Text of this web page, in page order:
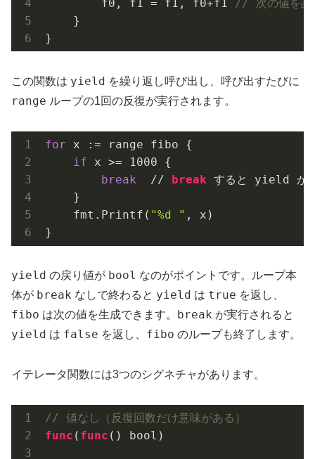
        f0, f1 = f1, f0+f1
// 次の値を計
    }
この関数は yield を繰り返し呼び出し、呼び出すたびに
range ループの1回の反復が実行されます。
for x := range fibo {
if x >= 1000 {
break
  //
break すると yield が
    }
    fmt.Printf(
"%d " , x)
yield の戻り値が bool なのがポイントです。ループ本
体が break なしで終わると yield は true を返し、
fibo は次の値を生成できます。 break が実行されると
yield は false を返し、 fibo のループも終了します。
イテレータ関数には3つのシグネチャがあります。
// 値なし（反復回数だけ意味がある）
func ( func () bool)